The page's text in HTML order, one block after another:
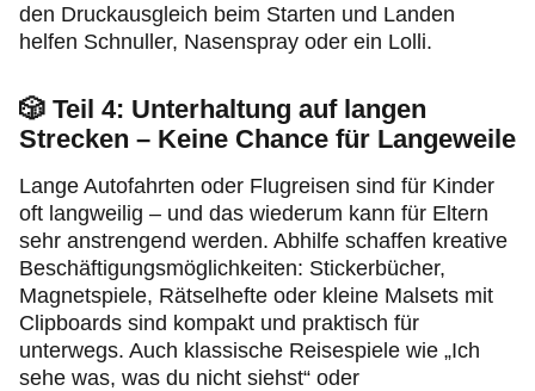
den Druckausgleich beim Starten und Landen
helfen Schnuller, Nasenspray oder ein Lolli.
🎲 Teil 4: Unterhaltung auf langen
Strecken – Keine Chance für Langeweile
Lange Autofahrten oder Flugreisen sind für Kinder
oft langweilig – und das wiederum kann für Eltern
sehr anstrengend werden. Abhilfe schaffen kreative
Beschäftigungsmöglichkeiten: Stickerbücher,
Magnetspiele, Rätselhefte oder kleine Malsets mit
Clipboards sind kompakt und praktisch für
unterwegs. Auch klassische Reisespiele wie „Ich
sehe was, was du nicht siehst“ oder